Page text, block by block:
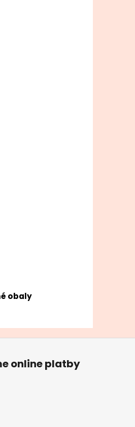
obaly
online platby